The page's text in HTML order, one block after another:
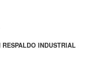
INDUSTRIAL